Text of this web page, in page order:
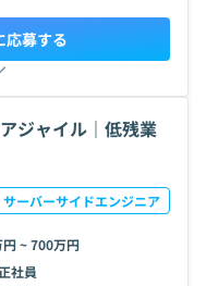
応募する
ジャイル｜低残業
サーバーサイドエンジニア
~ 700万円
正社員